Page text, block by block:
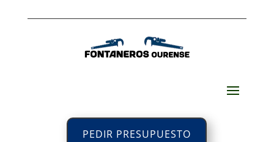
PEDIR PRESUPUESTO